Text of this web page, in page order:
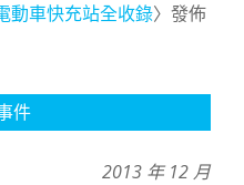
動車快充站全收錄〉發佈
件
2013 年 12 月